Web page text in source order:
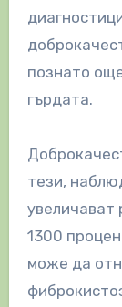
познато
гърдата.
тези,
увеличават
1300
може да